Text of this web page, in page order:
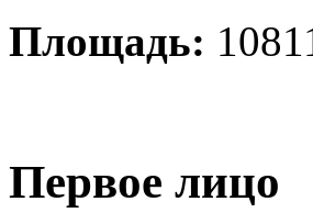
Площадь:
Первое лицо